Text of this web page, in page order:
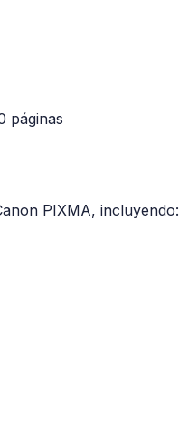
páginas
PIXMA, incluyendo: